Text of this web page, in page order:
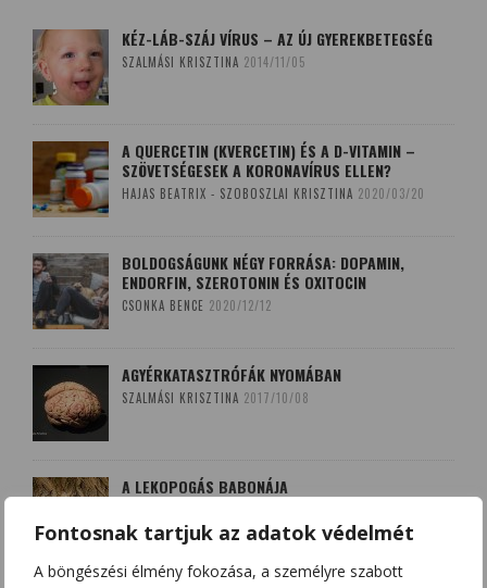
Fontosnak tartjuk az adatok védelmét
A böngészési élmény fokozása, a személyre szabott
KÉZ-LÁB-SZÁJ VÍRUS – AZ ÚJ GYEREKBETEGSÉG
SZALMÁSI KRISZTINA 2014/11/05
A QUERCETIN (KVERCETIN) ÉS A D-VITAMIN –
SZÖVETSÉGESEK A KORONAVÍRUS ELLEN?
HAJAS BEATRIX - SZOBOSZLAI KRISZTINA 2020/03/20
BOLDOGSÁGUNK NÉGY FORRÁSA: DOPAMIN,
ENDORFIN, SZEROTONIN ÉS OXITOCIN
CSONKA BENCE 2020/12/12
AGYÉRKATASZTRÓFÁK NYOMÁBAN
SZALMÁSI KRISZTINA 2017/10/08
A LEKOPOGÁS BABONÁJA